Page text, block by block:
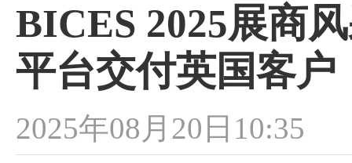
BICES 2025展商
平台交付英国客户
2025年08月20日10:35